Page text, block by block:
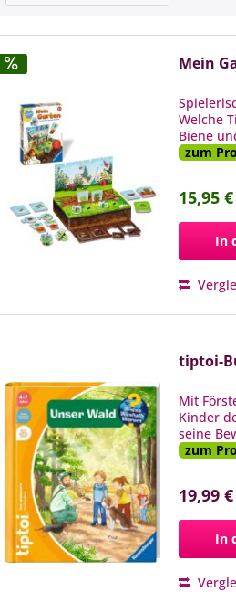
Mein
Welche
Biene
zum
15,95
In
tiptoi-
Mit
Kinder
seine
zum
19,99
In